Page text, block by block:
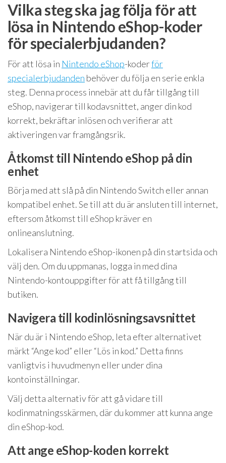
Vilka steg ska jag följa för att
lösa in Nintendo eShop-koder
för specialerbjudanden?
För att lösa in Nintendo eShop-koderför
specialerbjudanden behöver du följa en serie enkla
steg. Denna process innebär att du får tillgång till
eShop, navigerar till kodavsnittet, anger din kod
korrekt, bekräftar inlösen och verifierar att
aktiveringen var framgångsrik.
Åtkomst till Nintendo eShop på din
enhet
Börja med att slå på din Nintendo Switch eller annan
kompatibel enhet. Se till att du är ansluten till internet,
eftersom åtkomst till eShop kräver en
onlineanslutning.
Lokalisera Nintendo eShop-ikonen på din startsida och
välj den. Om du uppmanas, logga in med dina
Nintendo-kontouppgifter för att få tillgång till
butiken.
Navigera till kodinlösningsavsnittet
När du är i Nintendo eShop, leta efter alternativet
märkt “Ange kod” eller “Lös in kod.” Detta finns
vanligtvis i huvudmenyn eller under dina
kontoinställningar.
Välj detta alternativ för att gå vidare till
kodinmatningsskärmen, där du kommer att kunna ange
din eShop-kod.
Att ange eShop-koden korrekt